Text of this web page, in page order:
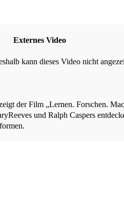
Externes Video
kann dieses Video nicht
der Film „Lernen. Forschen.
und Ralph Caspers